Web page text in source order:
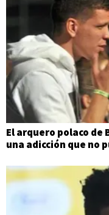
El arquero polaco de
una adicción que no